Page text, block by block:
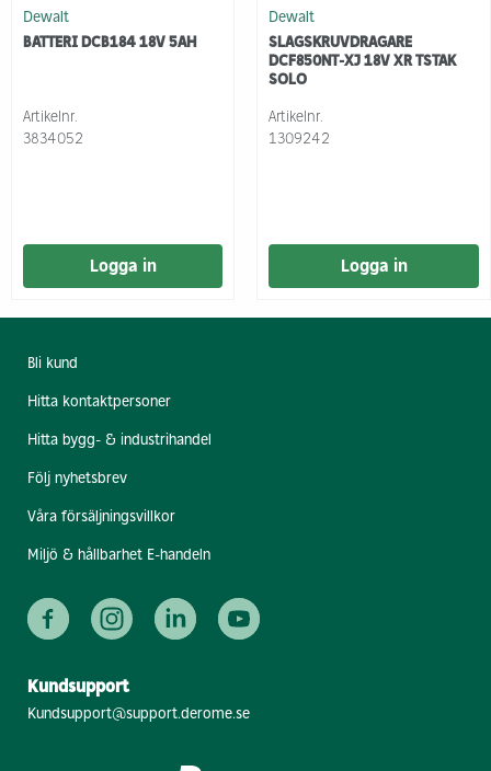
Dewalt
BATTERI DCB184 18V 5AH
Artikelnr.
3834052
Logga in
Dewalt
SLAGSKRUVDRAGARE
DCF850NT-XJ 18V XR TSTAK
SOLO
Artikelnr.
1309242
Logga in
Bli kund
Hitta kontaktpersoner
Hitta bygg- & industrihandel
Följ nyhetsbrev
Våra försäljningsvillkor
Miljö & hållbarhet E-handeln
Kundsupport
Kundsupport@support.derome.se